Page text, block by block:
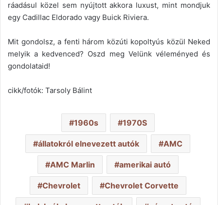
ráadásul közel sem nyújtott akkora luxust, mint mondjuk
egy Cadillac Eldorado vagy Buick Riviera.
Mit gondolsz, a fenti három közúti kopoltyús közül Neked
melyik a kedvenced? Oszd meg Velünk véleményed és
gondolataid!
cikk/fotók: Tarsoly Bálint
1960s 1970S
állatokról elnevezett autók AMC
AMC Marlin amerikai autó
Chevrolet Chevrolet Corvette